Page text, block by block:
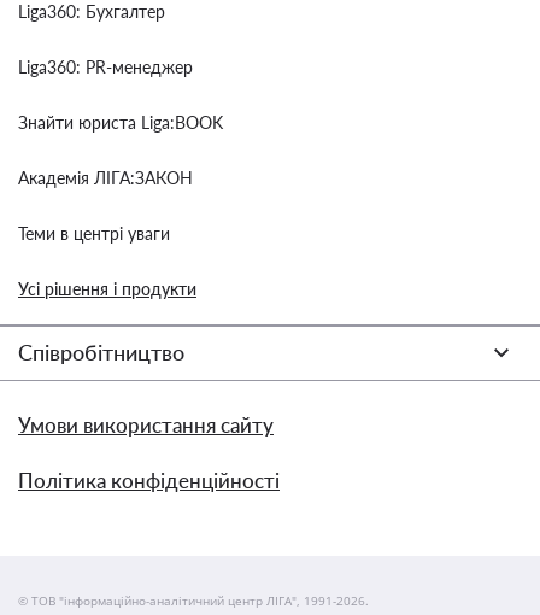
Liga360: Бухгалтер
Liga360: PR-менеджер
Знайти юриста Liga:BOOK
Академія ЛІГА:ЗАКОН
Теми в центрі уваги
Усі рішення і продукти
Співробітництво
Умови використання сайту
Політика конфіденційності
© ТОВ "інформаційно-аналітичний центр ЛІГА", 1991-2026.